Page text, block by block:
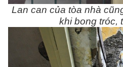
Lan can của tòa nhà
khi bong tróc,